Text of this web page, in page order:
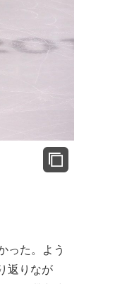
った。よう
返りなが